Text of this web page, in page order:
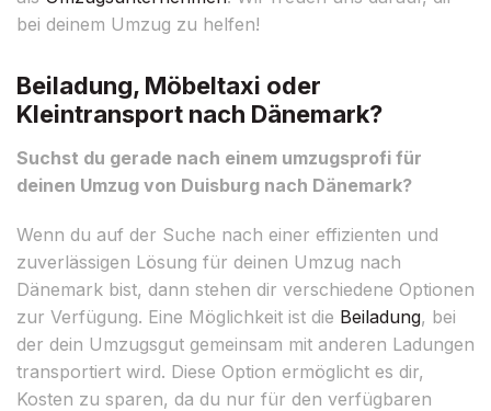
bei deinem Umzug zu helfen!
Beiladung, Möbeltaxi oder
Kleintransport nach Dänemark?
Suchst du gerade nach einem umzugsprofi für
deinen Umzug von Duisburg nach Dänemark?
Wenn du auf der Suche nach einer effizienten und
zuverlässigen Lösung für deinen Umzug nach
Dänemark bist, dann stehen dir verschiedene Optionen
zur Verfügung. Eine Möglichkeit ist die Beiladung, bei
der dein Umzugsgut gemeinsam mit anderen Ladungen
transportiert wird. Diese Option ermöglicht es dir,
Kosten zu sparen, da du nur für den verfügbaren